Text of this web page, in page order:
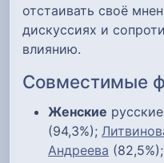
отстаивать своё
дискуссиях и
влиянию.
Совместимые
Женские
(94,3%);
Андреева (82,5%);